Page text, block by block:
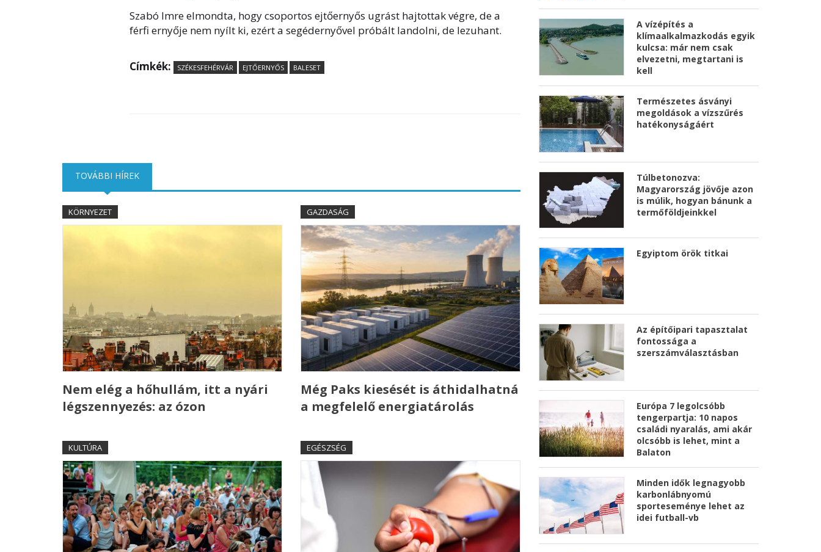
Szabó Imre elmondta, hogy csoportos ejtőernyős ugrást hajtottak végre, de a
férfi ernyője nem nyílt ki, ezért a segédernyővel próbált landolni, de lezuhant.
Címkék: SZÉKESFEHÉRVÁR EJTŐERNYŐS BALESET
TOVÁBBI HÍREK
KÖRNYEZET
Nem elég a hőhullám, itt a nyári
légszennyezés: az ózon
GAZDASÁG
Még Paks kiesését is áthidalhatná
a megfelelő energiatárolás
KULTÚRA EGÉSZSÉG
A vízépítés a
klímaalkalmazkodás egyik
kulcsa: már nem csak
elvezetni, megtartani is
kell
Természetes ásványi
megoldások a vízszűrés
hatékonyságáért
Túlbetonozva:
Magyarország jövője azon
is múlik, hogyan bánunk a
termőföldjeinkkel
Egyiptom örök titkai
Az építőipari tapasztalat
fontossága a
szerszámválasztásban
Európa 7 legolcsóbb
tengerpartja: 10 napos
családi nyaralás, ami akár
olcsóbb is lehet, mint a
Balaton
Minden idők legnagyobb
karbonlábnyomú
sporteseménye lehet az
idei futball-vb